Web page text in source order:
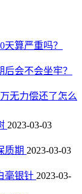
算严重吗？
会不会坐牢？
无力偿还了怎么
2023-03-03
质期 2023-03-03
毫银针 2023-03-